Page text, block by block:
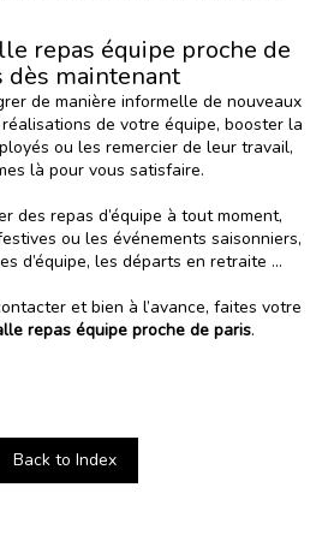
repas équipe proche de
dès maintenant
de manière informelle de nouveaux
de votre équipe, booster la
ou les remercier de leur travail,
là pour vous satisfaire.
des repas d’équipe à tout moment,
ou les événements saisonniers,
d’équipe, les départs en retraite …
et bien à l’avance, faites votre
repas équipe proche de paris.
Back to Index